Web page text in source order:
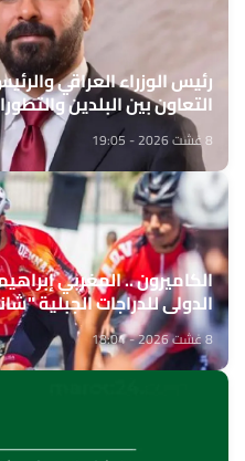
رئيس الوزراء العراقي
التعاون بين البلدين
8 غشت 2026 - 19:05
الكاميرون .. المغربي
الدولي للدراجات الجبلية
8 غشت 2026 - 18:04